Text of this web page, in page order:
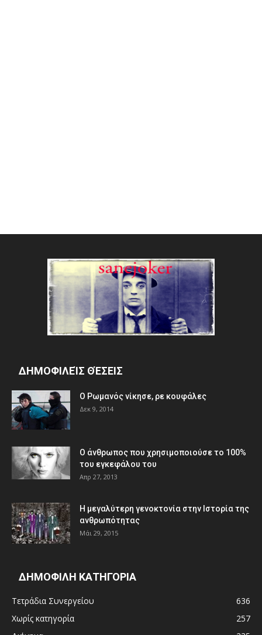
ΔΗΜΟΦΙΛΕΊΣ ΘΈΣΕΙΣ
Ο Ρωμανός νίκησε, ρε κουφάλες
Δεκ 9, 2014
Ο άνθρωπος που χρησιμοποιούσε το 100%
του εγκεφάλου του
Απρ 27, 2013
Η μεγαλύτερη γενοκτονία στην Ιστορία της
ανθρωπότητας
Μάι 29, 2015
ΔΗΜΟΦΙΛΗ ΚΑΤΗΓΟΡΙΑ
Τετράδια Συνεργείου
636
Χωρίς κατηγορία
257